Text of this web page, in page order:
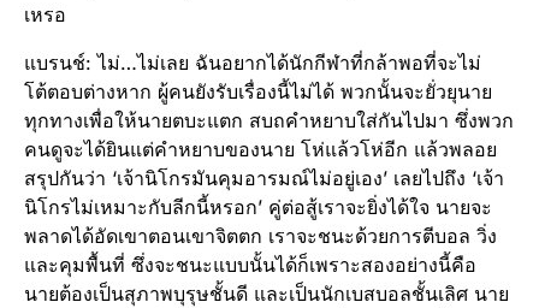
เหรอ
แบรนช์: ไม่…ไม่เลย ฉันอยากได้นักกีฬาที่กล้าพอที่จะไม่
โต้ตอบต่างหาก ผู้คนยังรับเรื่องนี้ไม่ได้ พวกนั้นจะยั่วยุนาย
ทุกทางเพื่อให้นายตบะแตก สบถคำหยาบใส่กันไปมา ซึ่งพวก
คนดูจะได้ยินแต่คำหยาบของนาย โห่แล้วโห่อีก แล้วพลอย
สรุปกันว่า ‘เจ้านิโกรมันคุมอารมณ์ไม่อยู่เอง’ เลยไปถึง ‘เจ้า
นิโกรไม่เหมาะกับลีกนี้หรอก’ คู่ต่อสู้เราจะยิ่งได้ใจ นายจะ
พลาดได้อัดเขาตอนเขาจิตตก เราจะชนะด้วยการตีบอล วิ่ง
และคุมพื้นที่ ซึ่งจะชนะแบบนั้นได้ก็เพราะสองอย่างนี้คือ
นายต้องเป็นสุภาพบุรุษชั้นดี และเป็นนักเบสบอลชั้นเลิศ นาย